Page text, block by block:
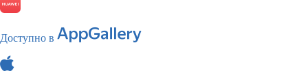
Доступно в